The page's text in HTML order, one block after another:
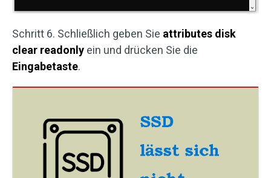
Schritt 6. Schließlich geben Sie attributes disk
clear readonly ein und drücken Sie die
Eingabetaste.